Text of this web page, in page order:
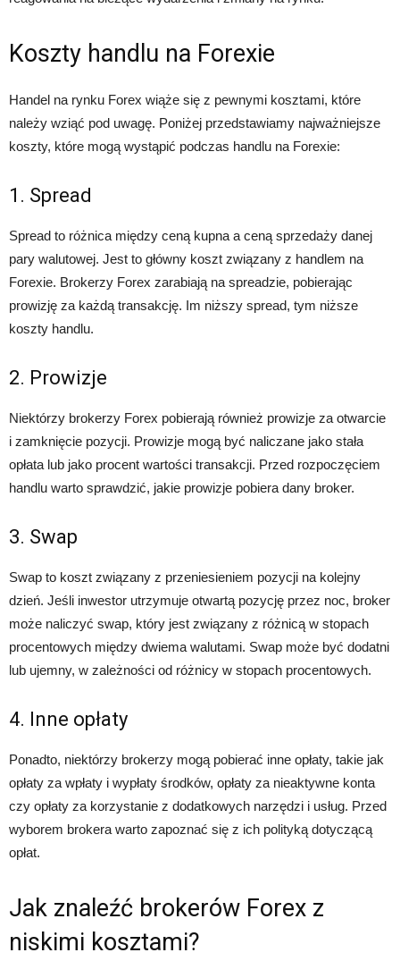
Koszty handlu na Forexie
Handel na rynku Forex wiąże się z pewnymi kosztami, które
należy wziąć pod uwagę. Poniżej przedstawiamy najważniejsze
koszty, które mogą wystąpić podczas handlu na Forexie:
1. Spread
Spread to różnica między ceną kupna a ceną sprzedaży danej
pary walutowej. Jest to główny koszt związany z handlem na
Forexie. Brokerzy Forex zarabiają na spreadzie, pobierając
prowizję za każdą transakcję. Im niższy spread, tym niższe
koszty handlu.
2. Prowizje
Niektórzy brokerzy Forex pobierają również prowizje za otwarcie
i zamknięcie pozycji. Prowizje mogą być naliczane jako stała
opłata lub jako procent wartości transakcji. Przed rozpoczęciem
handlu warto sprawdzić, jakie prowizje pobiera dany broker.
3. Swap
Swap to koszt związany z przeniesieniem pozycji na kolejny
dzień. Jeśli inwestor utrzymuje otwartą pozycję przez noc, broker
może naliczyć swap, który jest związany z różnicą w stopach
procentowych między dwiema walutami. Swap może być dodatni
lub ujemny, w zależności od różnicy w stopach procentowych.
4. Inne opłaty
Ponadto, niektórzy brokerzy mogą pobierać inne opłaty, takie jak
opłaty za wpłaty i wypłaty środków, opłaty za nieaktywne konta
czy opłaty za korzystanie z dodatkowych narzędzi i usług. Przed
wyborem brokera warto zapoznać się z ich polityką dotyczącą
opłat.
Jak znaleźć brokerów Forex z
niskimi kosztami?